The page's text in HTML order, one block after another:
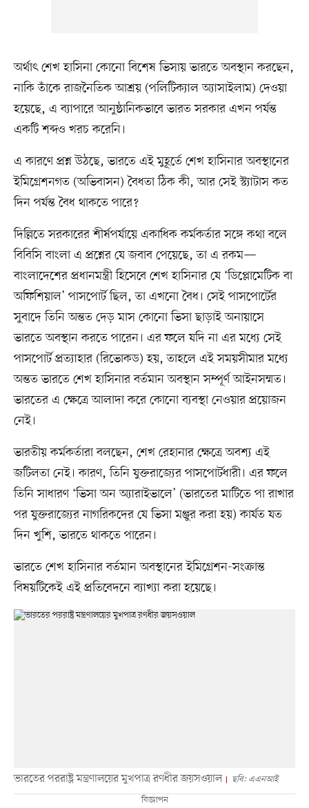
অর্থাৎ শেখ হাসিনা কোনো বিশেষ ভিসায় ভারতে অবস্থান করছেন,
নাকি তাঁকে রাজনৈতিক আশ্রয় (পলিটিক্যাল অ্যাসাইলাম) দেওয়া
হয়েছে, এ ব্যাপারে আনুষ্ঠানিকভাবে ভারত সরকার এখন পর্যন্ত
একটি শব্দও খরচ করেনি।
এ কারণে প্রশ্ন উঠছে, ভারতে এই মুহূর্তে শেখ হাসিনার অবস্থানের
ইমিগ্রেশনগত (অভিবাসন) বৈধতা ঠিক কী, আর সেই স্ট্যাটাস কত
দিন পর্যন্ত বৈধ থাকতে পারে?
দিল্লিতে সরকারের শীর্ষপর্যায়ে একাধিক কর্মকর্তার সঙ্গে কথা বলে
বিবিসি বাংলা এ প্রশ্নের যে জবাব পেয়েছে, তা এ রকম—
বাংলাদেশের প্রধানমন্ত্রী হিসেবে শেখ হাসিনার যে ‘ডিপ্লোমেটিক বা
অফিশিয়াল’ পাসপোর্ট ছিল, তা এখনো বৈধ। সেই পাসপোর্টের
সুবাদে তিনি অন্তত দেড় মাস কোনো ভিসা ছাড়াই অনায়াসে
ভারতে অবস্থান করতে পারেন। এর ফলে যদি না এর মধ্যে সেই
পাসপোর্ট প্রত্যাহার (রিভোকড) হয়, তাহলে এই সময়সীমার মধ্যে
অন্তত ভারতে শেখ হাসিনার বর্তমান অবস্থান সম্পূর্ণ আইনসম্মত।
ভারতের এ ক্ষেত্রে আলাদা করে কোনো ব্যবস্থা নেওয়ার প্রয়োজন
নেই।
ভারতীয় কর্মকর্তারা বলছেন, শেখ রেহানার ক্ষেত্রে অবশ্য এই
জটিলতা নেই। কারণ, তিনি যুক্তরাজ্যের পাসপোর্টধারী। এর ফলে
তিনি সাধারণ ‘ভিসা অন অ্যারাইভালে’ (ভারতের মাটিতে পা রাখার
পর যুক্তরাজ্যের নাগরিকদের যে ভিসা মঞ্জুর করা হয়) কার্যত যত
দিন খুশি, ভারতে থাকতে পারেন।
ভারতে শেখ হাসিনার বর্তমান অবস্থানের ইমিগ্রেশন-সংক্রান্ত
বিষয়টিকেই এই প্রতিবেদনে ব্যাখ্যা করা হয়েছে।
ভারতের পররাষ্ট্র মন্ত্রণালয়ের মুখপাত্র রণধীর জয়সওয়াল ছবি: এএনআই